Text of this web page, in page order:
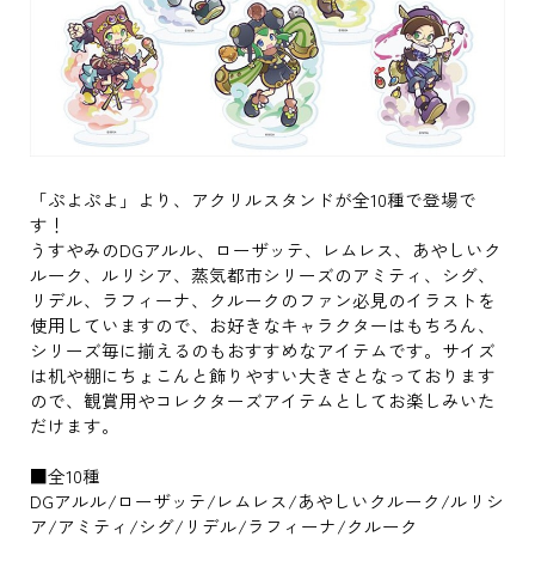
「ぷよぷよ」より、アクリルスタンドが全10種で登場で
す！
うすやみのDGアルル、ローザッテ、レムレス、あやしいク
ルーク、ルリシア、蒸気都市シリーズのアミティ、シグ、
リデル、ラフィーナ、クルークのファン必見のイラストを
使用していますので、お好きなキャラクターはもちろん、
シリーズ毎に揃えるのもおすすめなアイテムです。サイズ
は机や棚にちょこんと飾りやすい大きさとなっております
ので、観賞用やコレクターズアイテムとしてお楽しみいた
だけます。
■全10種
DGアルル/ローザッテ/レムレス/あやしいクルーク/ルリシ
ア/アミティ/シグ/リデル/ラフィーナ/クルーク